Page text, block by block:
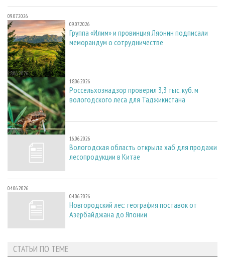
09.07.2026
09.07.2026
Группа «Илим» и провинция Ляонин подписали
меморандум о сотрудничестве
18.06.2026
18.06.2026
Россельхознадзор проверил 3,3 тыс. куб. м
вологодского леса для Таджикистана
16.06.2026
16.06.2026
Вологодская область открыла хаб для продажи
лесопродукции в Китае
04.06.2026
04.06.2026
Новгородский лес: география поставок от
Азербайджана до Японии
СТАТЬИ ПО ТЕМЕ